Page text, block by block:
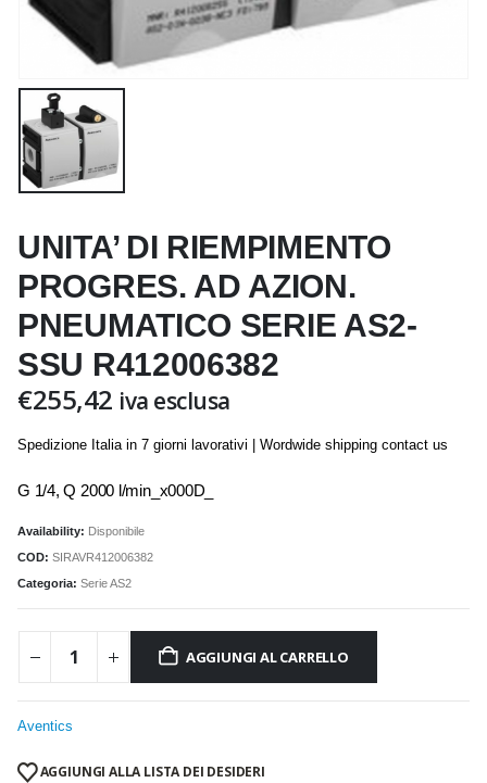
UNITA’ DI RIEMPIMENTO
PROGRES. AD AZION.
PNEUMATICO SERIE AS2-
SSU R412006382
€255,42 iva esclusa
Spedizione Italia in 7 giorni lavorativi | Wordwide shipping contact us
G 1/4, Q 2000 l/min_x000D_
Availability: Disponibile
COD: SIRAVR412006382
Categoria: Serie AS2
AGGIUNGI AL CARRELLO
Aventics
AGGIUNGI ALLA LISTA DEI DESIDERI